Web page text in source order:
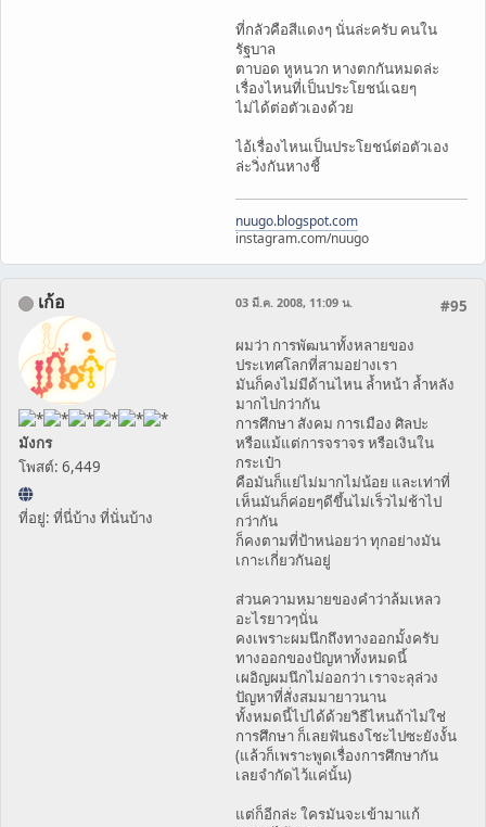
ที่กลัวคือสีแดงๆ นั่นล่ะครับ คนใน
รัฐบาล
ตาบอด หูหนวก หางตกกันหมดล่ะ
เรื่องไหนที่เป็นประโยชน์เฉยๆ
ไม่ได้ต่อตัวเองด้วย
ไอ้เรื่องไหนเป็นประโยชน์ต่อตัวเอง
ล่ะวิ่งกันหางชี้
nuugo.blogspot.com
instagram.com/nuugo
เก้อ
มังกร
โพสต์: 6,449
ที่อยู่: ที่นี่บ้าง ที่นั่นบ้าง
#95
03 มี.ค. 2008, 11:09 น.
ผมว่า การพัฒนาทั้งหลายของ
ประเทศโลกที่สามอย่างเรา
มันก็คงไม่มีด้านไหน ล้ำหน้า ล้ำหลัง
มากไปกว่ากัน
การศึกษา สังคม การเมือง ศิลปะ
หรือแม้แต่การจราจร หรือเงินใน
กระเป๋า
คือมันก็แย่ไม่มากไม่น้อย และเท่าที่
เห็นมันก็ค่อยๆดีขึ้นไม่เร็วไม่ช้าไป
กว่ากัน
ก็คงตามที่ป้าหน่อยว่า ทุกอย่างมัน
เกาะเกี่ยวกันอยู่
ส่วนความหมายของคำว่าล้มเหลว
อะไรยาวๆนั่น
คงเพราะผมนึกถึงทางออกมั้งครับ
ทางออกของปัญหาทั้งหมดนี้
เผอิญผมนึกไม่ออกว่า เราจะลุล่วง
ปัญหาที่สั่งสมมายาวนาน
ทั้งหมดนี้ไปได้ด้วยวิธีไหนถ้าไม่ใช่
การศึกษา ก็เลยฟันธงโชะไปซะยังงั้น
(แล้วก็เพราะพูดเรื่องการศึกษากัน
เลยจำกัดไว้แค่นั้น)
แต่ก็อีกล่ะ ใครมันจะเข้ามาแก้